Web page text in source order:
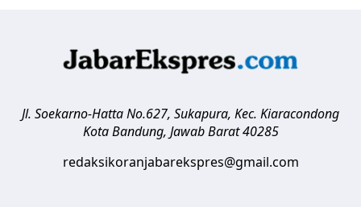
Jl. Soekarno-Hatta No.627, Sukapura, Kec. Kiaracondong
Kota Bandung, Jawab Barat 40285
redaksikoranjabarekspres@gmail.com